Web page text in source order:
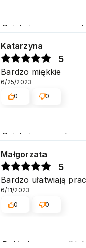
Dziękujemy za
Dziękujemy
Katarzyna
5
Bardzo miękkie
6/25/2023
0
0
Dokładamy
Małgorzata
5
Bardzo ułatwiają
6/11/2023
0
0